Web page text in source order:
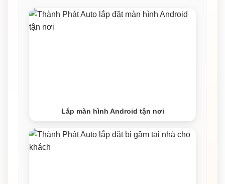
Lắp màn hình Android tận nơi